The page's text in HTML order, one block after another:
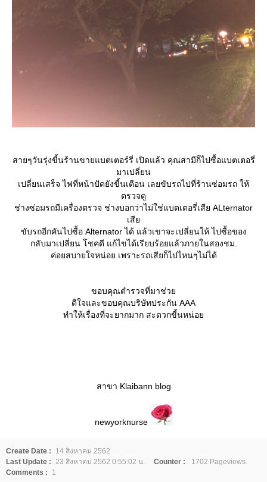
สายๆวันรุ่งขี้นร้านขายแบตเตอร์รี่ เปิดแล้ว คุณสามีก็ไปซื้อแบตเตอรี่
มาเปลี่ยน
เปลี่ยนเสร็จ ไฟที่หน้าปัดยังขี้นเตือน เลยขับรถไปที่ร้านซ่อมรถ ให้
ตรวจดู
ช่างซ่อมรถมีเครื่องตรวจ ช่างบอกว่าไม่ใช่แบตเตอรี่เสีย ALternator
เสี
ขับรถอีกคันไปซื้อ Alternator ได้ แล้วเขาจะเปลี่ยนให้ ไปซื้อของ
กลับมาเปลี่ยน โชคดี แก้ไขได้เรียบร้อยแล้วภายในสองชม.
ค่อยสบายใจหน่อย เพราะรถเสียก็ไปไหนๆไม่ได้
ขอบคุณตำรวจที่มาช่ว
ดีใจและขอบคุณบริษัทประกัน AAA
ทำให้เรื่องที่จะยากมาก สะดวกขี้นหน่อ
สาขา Klaibann blog
newyorknurse
Create Date :
14 สิงหาคม 2562
Last Update :
23 สิงหาคม 2562 0:55:02 น. Counter :
1702 Pageviews.
Comments :
1